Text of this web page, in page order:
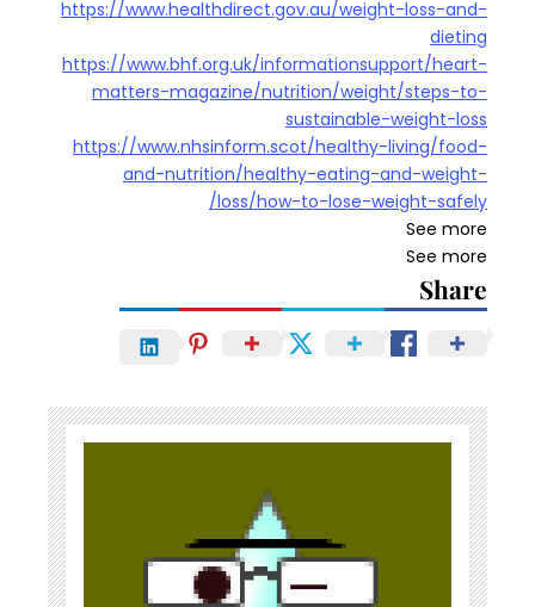
https://www.healthdirect.gov.au/weight-loss-and-
dieting
https://www.bhf.org.uk/informationsupport/heart-
matters-magazine/nutrition/weight/steps-to-
sustainable-weight-loss
https://www.nhsinform.scot/healthy-living/food-
and-nutrition/healthy-eating-and-weight-
loss/how-to-lose-weight-safely/
See more
See more
Share